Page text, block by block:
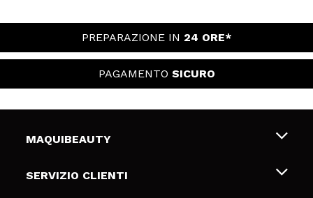
PREPARAZIONE IN 24 ORE*
PAGAMENTO SICURO
MAQUIBEAUTY
Chi siamo
SERVIZIO CLIENTI